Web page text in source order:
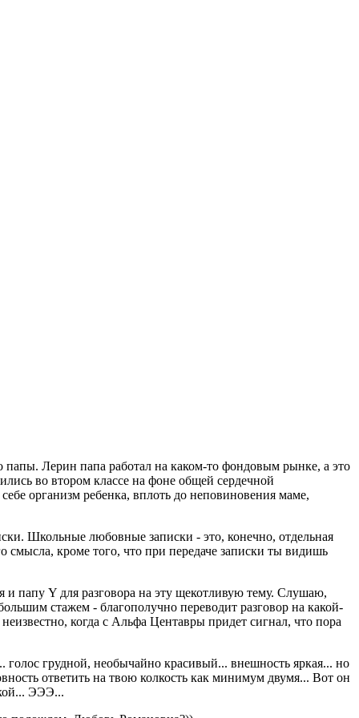
папы. Лерин папа работал на каком-то фондовым рынке, а это
во втором классе на фоне общей сердечной
организм ребенка, вплоть до неповиновения маме,
Школьные любовные записки - это, конечно, отдельная
кроме того, что при передаче записки ты видишь
папу Y для разговора на эту щекотливую тему. Слушаю,
стажем - благополучно переводит разговор на какой-
когда с Альфа Центавры придет сигнал, что пора
грудной, необычайно красивый... внешность яркая... но
ответить на твою колкость как минимум двумя... Вот он
ЭЭЭ...